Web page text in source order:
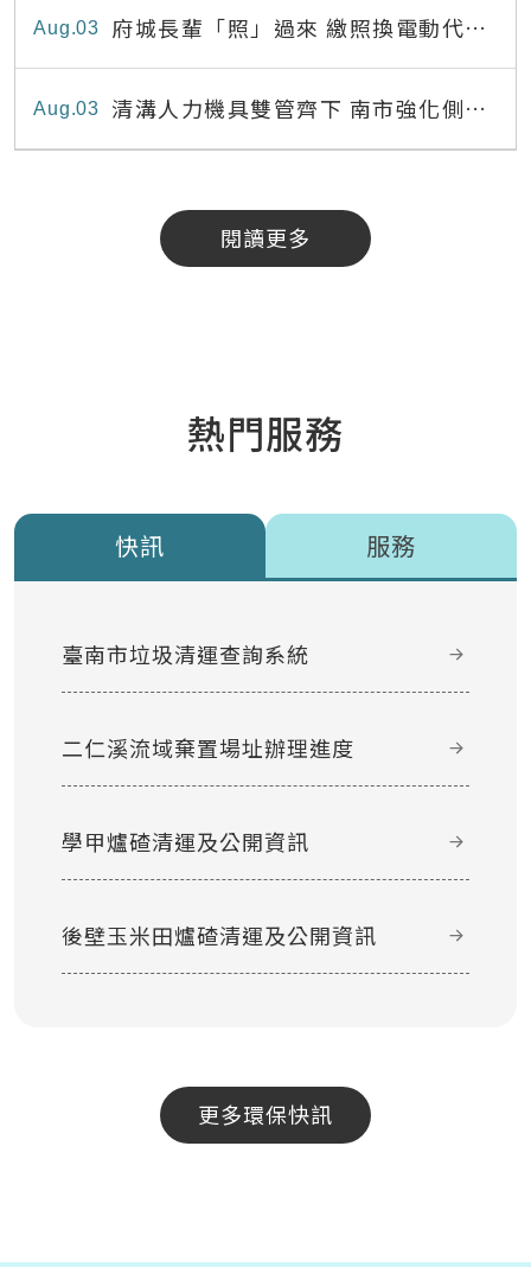
03
Aug
府城長輩「照」過來 繳照換電動代步
最高補助8,000元
03
Aug
清溝人力機具雙管齊下 南市強化側溝
清疏效能
閱讀更多
熱門服務
快訊 服務
臺南市垃圾清運查詢系統
二仁溪流域棄置場址辦理進度
學甲爐碴清運及公開資訊
後壁玉米田爐碴清運及公開資訊
更多環保快訊